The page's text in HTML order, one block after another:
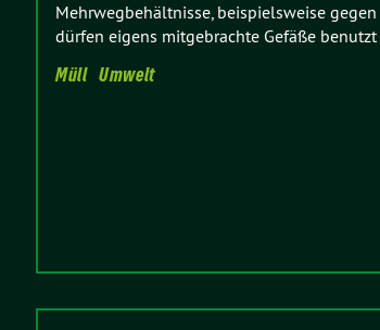
Mehrwegbehältnisse, beispielsweise
dürfen eigens mitgebrachte Gefäße
Müll Umwelt